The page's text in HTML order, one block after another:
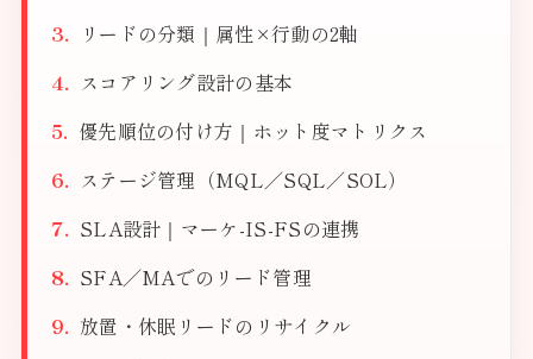
リードの分類｜属性×行動の2軸
スコアリング設計の基本
優先順位の付け方｜ホット度マトリクス
ステージ管理（MQL／SQL／SOL）
SLA設計｜マーケ-IS-FSの連携
SFA／MAでのリード管理
放置・休眠リードのリサイクル